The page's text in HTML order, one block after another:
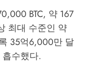
BTC, 약 167
최대 수준인 약
35억6,000만 달
수했다.